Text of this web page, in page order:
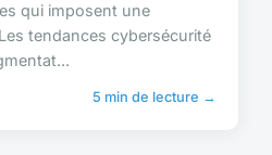
qui imposent une
tendances cybersécurité
5 min de lecture →